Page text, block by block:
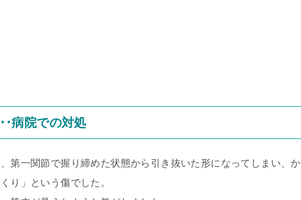
･病院での対処
第一関節で握り締めた状態から引き抜いた形になってしまい、か
り」という傷でした。